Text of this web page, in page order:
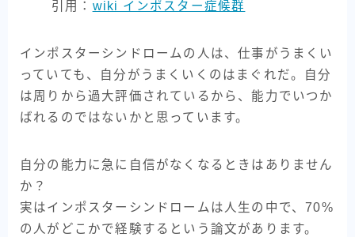
引用： wiki インポスター症候群
インポスターシンドロームの人は、仕事がうまくい
っていても、自分がうまくいくのはまぐれだ。自分
は周りから過大評価されているから、能力でいつか
ばれるのではないかと思っています。
自分の能力に急に自信がなくなるときはありません
か？
実はインポスターシンドロームは人生の中で、70%
の人がどこかで経験するという論文があります。